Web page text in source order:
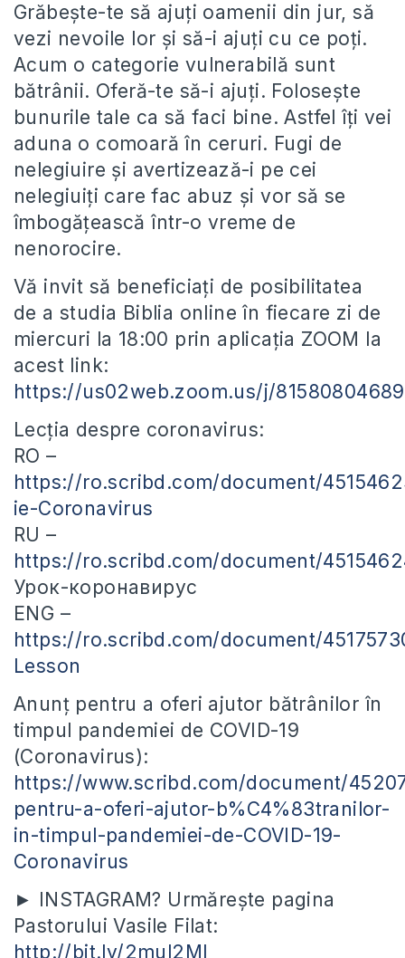
Grăbește-te să ajuți oamenii din jur, să
vezi nevoile lor și să-i ajuți cu ce poți.
Acum o categorie vulnerabilă sunt
bătrânii. Oferă-te să-i ajuți. Folosește
bunurile tale ca să faci bine. Astfel îți vei
aduna o comoară în ceruri. Fugi de
nelegiuire și avertizează-i pe cei
nelegiuiți care fac abuz și vor să se
îmbogățească într-o vreme de
nenorocire.
Vă invit să beneficiați de posibilitatea
de a studia Biblia online în fiecare zi de
miercuri la 18:00 prin aplicația ZOOM la
acest link:
https://us02web.zoom.us/j/
Lecția despre coronavirus:
RO –
https://ro.scribd.com/document/
ie-Coronavirus
RU –
https://ro.scribd.com/document/
Урок-коронавирус
ENG –
https://ro.scribd.com/document/
Lesson
Anunț pentru a oferi ajutor bătrânilor în
timpul pandemiei de COVID-19
(Coronavirus):
https://www.scribd.com/document/
pentru-a-oferi-ajutor-b%C4%83tranilor-
in-timpul-pandemiei-de-COVID-19-
Coronavirus
► INSTAGRAM? Urmărește pagina
Pastorului Vasile Filat:
http://bit.ly/2mul2Ml